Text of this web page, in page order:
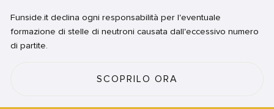
Funside.it declina ogni responsabilità per l'eventuale
formazione di stelle di neutroni causata dall'eccessivo numero
di partite.
SCOPRILO ORA